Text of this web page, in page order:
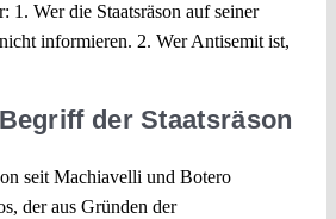
1. Wer die Staatsräson auf seiner
informieren. 2. Wer Antisemit ist,
der Staatsräson
seit Machiavelli und Botero
der aus Gründen der